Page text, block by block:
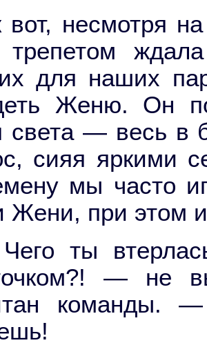
вот, несмотря
ждала
для наших
Женю. Он
света — весь в
сияя яркими
мы часто
Жени, при этом
ты
— не
команды.